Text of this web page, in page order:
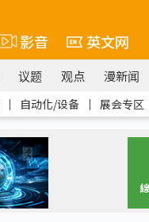
影音 英文网
议题 观点 漫新闻
｜ 自动化/设备 ｜ 展会专区